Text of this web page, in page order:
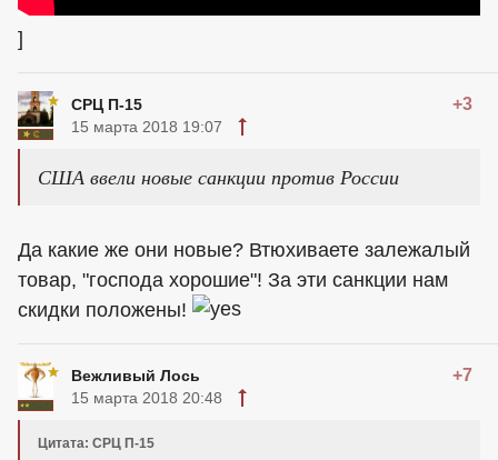
]
СРЦ П-15 +3
15 марта 2018 19:07
США ввели новые санкции против России
Да какие же они новые? Втюхиваете залежалый
товар, "господа хорошие"! За эти санкции нам
скидки положены!
Вежливый Лось +7
15 марта 2018 20:48
Цитата: СРЦ П-15